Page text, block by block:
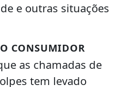
e outras situações
CONSUMIDOR
as chamadas de
tem levado